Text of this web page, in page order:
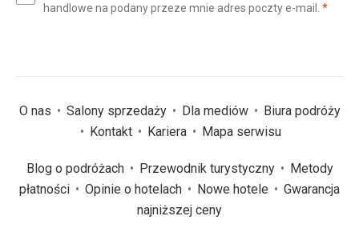
(wymagane)
handlowe na podany przeze mnie adres poczty e-mail. *
O nas Salony sprzedaży Dla mediów
Biura podróży
Kontakt
Kariera Mapa serwisu
Blog o podróżach Przewodnik turystyczny
Metody
płatności
Opinie o hotelach Nowe hotele
Gwarancja
najniższej ceny